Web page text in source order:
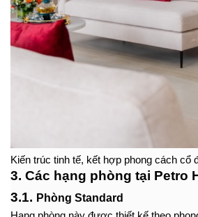
Kiến trúc tinh tế, kết hợp phong cách cổ
3. Các hạng phòng tại Petro
3.1. Phòng Standard